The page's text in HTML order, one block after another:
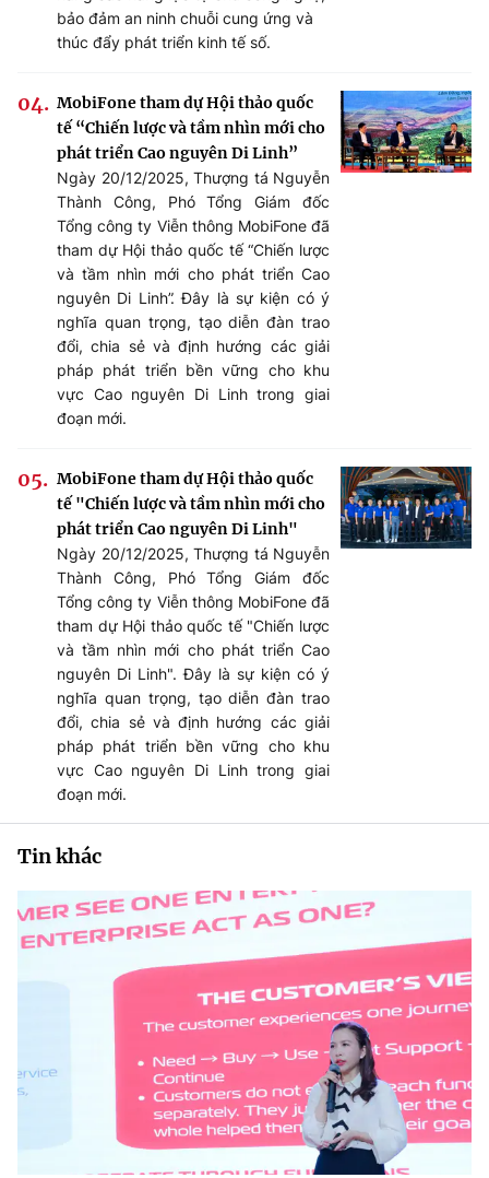
bảo đảm an ninh chuỗi cung ứng và
thúc đẩy phát triển kinh tế số.
MobiFone tham dự Hội thảo quốc
tế “Chiến lược và tầm nhìn mới cho
phát triển Cao nguyên Di Linh”
Ngày 20/12/2025, Thượng tá Nguyễn
Thành Công, Phó Tổng Giám đốc
Tổng công ty Viễn thông MobiFone đã
tham dự Hội thảo quốc tế “Chiến lược
và tầm nhìn mới cho phát triển Cao
nguyên Di Linh”. Đây là sự kiện có ý
nghĩa quan trọng, tạo diễn đàn trao
đổi, chia sẻ và định hướng các giải
pháp phát triển bền vững cho khu
vực Cao nguyên Di Linh trong giai
đoạn mới.
MobiFone tham dự Hội thảo quốc
tế "Chiến lược và tầm nhìn mới cho
phát triển Cao nguyên Di Linh"
Ngày 20/12/2025, Thượng tá Nguyễn
Thành Công, Phó Tổng Giám đốc
Tổng công ty Viễn thông MobiFone đã
tham dự Hội thảo quốc tế "Chiến lược
và tầm nhìn mới cho phát triển Cao
nguyên Di Linh". Đây là sự kiện có ý
nghĩa quan trọng, tạo diễn đàn trao
đổi, chia sẻ và định hướng các giải
pháp phát triển bền vững cho khu
vực Cao nguyên Di Linh trong giai
đoạn mới.
Tin khác